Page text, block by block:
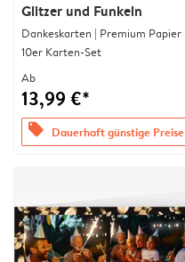
Glitzer und Funkeln
Dankeskarten | Premium Papier
10er Karten-Set
Ab
13,99 €*
offers Dauerhaft günstige Preise